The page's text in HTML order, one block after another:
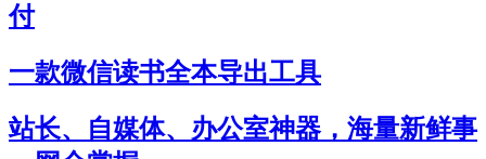
付
一款微信读书全本导出工具
站长、自媒体、办公室神器，海量新鲜事